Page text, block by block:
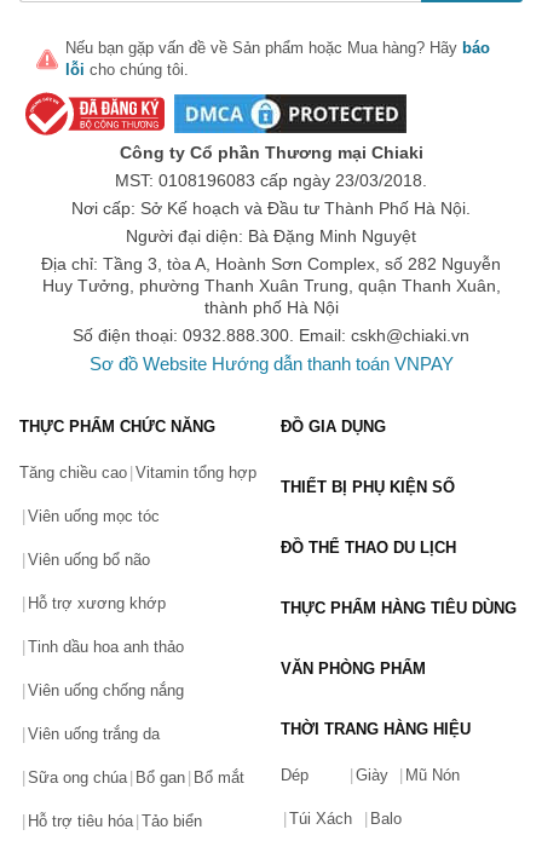
Nếu bạn gặp vấn đề về Sản phẩm hoặc Mua hàng? Hãy báo
lỗi cho chúng tôi.
Công ty Cổ phần Thương mại Chiaki
MST: 0108196083 cấp ngày 23/03/2018.
Nơi cấp: Sở Kế hoạch và Đầu tư Thành Phố Hà Nội.
Người đại diện: Bà Đặng Minh Nguyệt
Địa chỉ: Tầng 3, tòa A, Hoành Sơn Complex, số 282 Nguyễn
Huy Tưởng, phường Thanh Xuân Trung, quận Thanh Xuân,
thành phố Hà Nội
Số điện thoại: 0932.888.300. Email: cskh@chiaki.vn
Sơ đồ Website Hướng dẫn thanh toán VNPAY
THỰC PHẨM CHỨC NĂNG
Tăng chiều cao Vitamin tổng hợp
Viên uống mọc tóc
Viên uống bổ não
Hỗ trợ xương khớp
Tinh dầu hoa anh thảo
Viên uống chống nắng
Viên uống trắng da
Sữa ong chúa Bổ gan Bổ mắt
Hỗ trợ tiêu hóa Tảo biển
ĐỒ GIA DỤNG
THIẾT BỊ PHỤ KIỆN SỐ
ĐỒ THỂ THAO DU LỊCH
THỰC PHẨM HÀNG TIÊU DÙNG
VĂN PHÒNG PHẨM
THỜI TRANG HÀNG HIỆU
Dép Giày Mũ Nón
Túi Xách Balo
XXX-XXXX
Số lần áp dụng: 1lần
Áp dụng cho đơn hàng từ:0
Chỉ áp dụng cho gian hàng:
Ngày hết hạn:
LẤY MÃ NGAY